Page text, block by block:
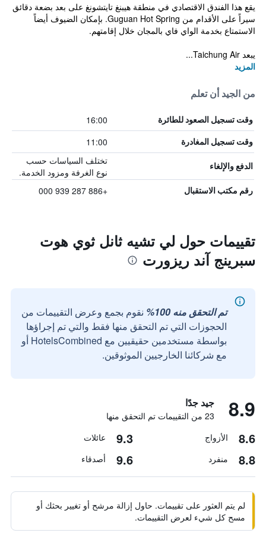
يقع هذا الفندق الاقتصادي في منطقة هيبنغ تايتشونغ على بعد بضعة دقائق
سيراً على الأقدام من Guguan Hot Spring. بإمكان الضيوف أيضاً
الاستمتاع بخدمة الواي فاي بالمجان خلال إقامتهم.
يبعد Taichung Air...
المزيد
من الجيد أن تعلم
وقت تسجيل الصعود للطائرة 16:00
وقت تسجيل المغادرة 11:00
الدفع والإلغاء
تختلف السياسات حسب
نوع الغرفة ومزود الخدمة.
رقم مكتب الاستقبال +886 287 939 000
تقييمات حول لي تشيه ثانل ثوي هوت
سبرينج آند ريزورت
تم التحقق منه 100%
نقوم بجمع وعرض التقييمات من
الحجوزات التي تم التحقق منها فقط والتي تم إجراؤها
بواسطة مستخدمين حقيقيين مع HotelsCombined أو
مع شركائنا الخارجيين الموثوقين.
8.9 جيد جدًا
23 من التقييمات تم التحقق منها
8.6 الأزواج 9.3 عائلات
8.8 منفرد 9.6 أصدقاء
لم يتم العثور على تقييمات. حاول إزالة مرشح أو تغيير بحثك أو
مسح كل شيء لعرض التقييمات.